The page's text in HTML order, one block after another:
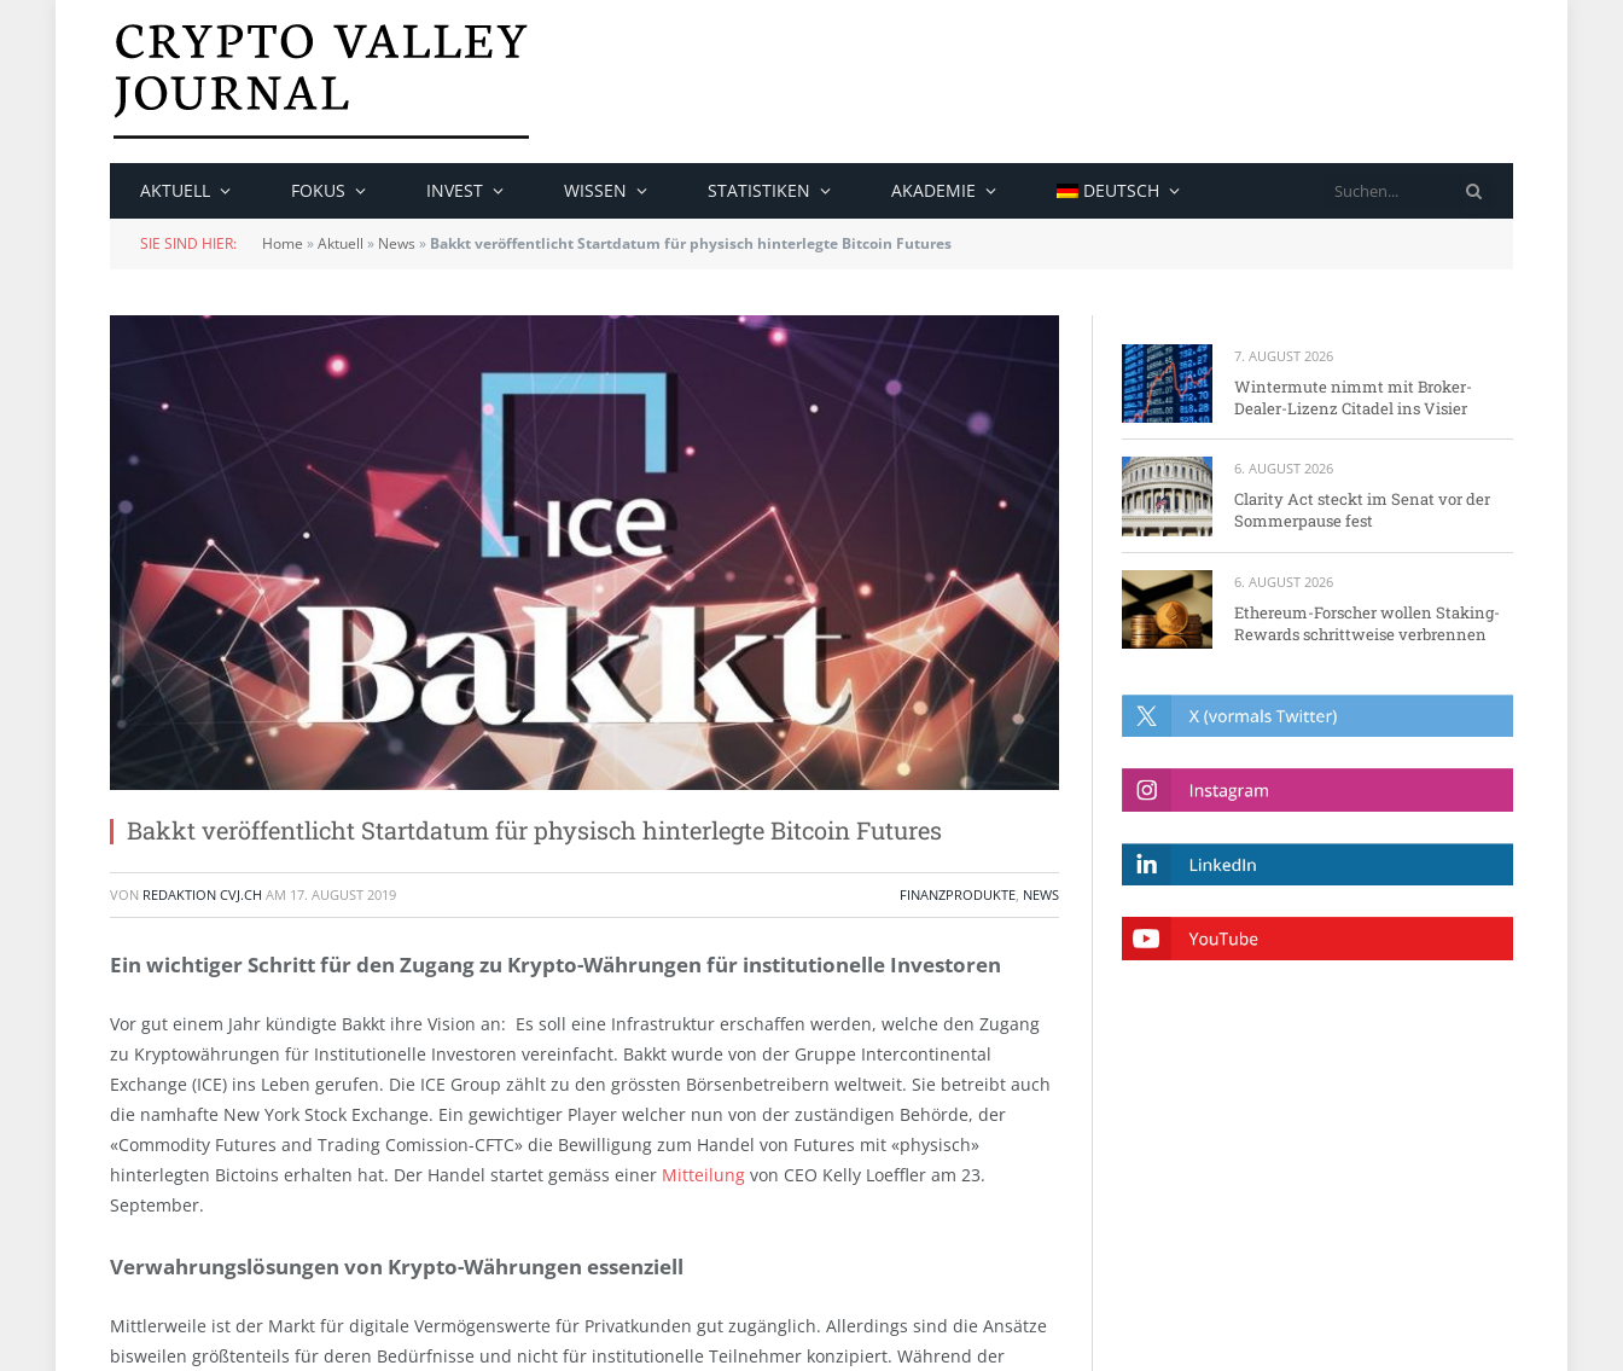
AKTUELL FOKUS INVEST WISSEN STATISTIKEN AKADEMIE DEUTSCH
SIE SIND HIER: Home »Aktuell » News » Bakkt veröffentlicht Startdatum für physisch hinterlegte Bitcoin Futures
Bakkt veröffentlicht Startdatum für physisch hinterlegte Bitcoin Futures
VON REDAKTION CVJ.CH AM 17. AUGUST 2019 FINANZPRODUKTE, NEWS
Ein wichtiger Schritt für den Zugang zu Krypto-Währungen für institutionelle Investoren
Vor gut einem Jahr kündigte Bakkt ihre Vision an: Es soll eine Infrastruktur erschaffen werden, welche den Zugang
zu Kryptowährungen für Institutionelle Investoren vereinfacht. Bakkt wurde von der Gruppe Intercontinental
Exchange (ICE) ins Leben gerufen. Die ICE Group zählt zu den grössten Börsenbetreibern weltweit. Sie betreibt auch
die namhafte New York Stock Exchange. Ein gewichtiger Player welcher nun von der zuständigen Behörde, der
«Commodity Futures and Trading Comission-CFTC» die Bewilligung zum Handel von Futures mit «physisch»
hinterlegten Bictoins erhalten hat. Der Handel startet gemäss einer Mitteilung von CEO Kelly Loeffler am 23.
September.
Verwahrungslösungen von Krypto-Währungen essenziell
Mittlerweile ist der Markt für digitale Vermögenswerte für Privatkunden gut zugänglich. Allerdings sind die Ansätze
bisweilen größtenteils für deren Bedürfnisse und nicht für institutionelle Teilnehmer konzipiert. Während der
7. AUGUST 2026
Wintermute nimmt mit Broker-
Dealer-Lizenz Citadel ins Visier
6. AUGUST 2026
Clarity Act steckt im Senat vor der
Sommerpause fest
6. AUGUST 2026
Ethereum-Forscher wollen Staking-
Rewards schrittweise verbrennen